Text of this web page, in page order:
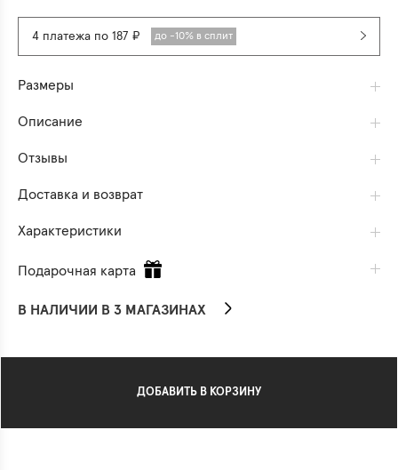
4 платежа по 187 ₽ до -10% в сплит
Размеры
Описание
Отзывы
Доставка и возврат
Характеристики
Подарочная карта
В НАЛИЧИИ В 3 МАГАЗИНАХ
ДОБАВИТЬ В КОРЗИНУ